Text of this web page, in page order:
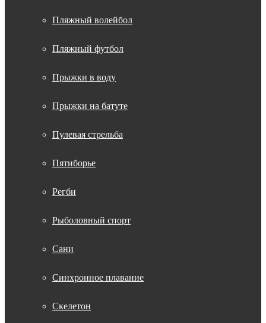
Пляжный волейбол
Пляжный футбол
Прыжки в воду
Прыжки на батуте
Пулевая стрельба
Пятиборье
Регби
Рыболовный спорт
Сани
Синхронное плавание
Скелетон